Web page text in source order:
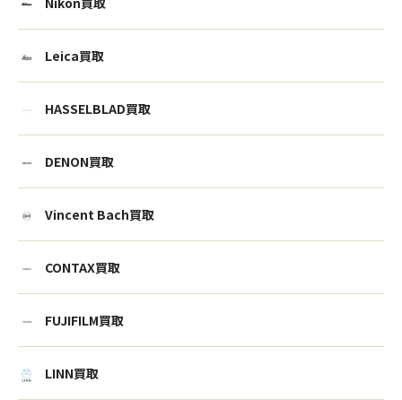
Leica買取
HASSELBLAD買取
DENON買取
Vincent Bach買取
CONTAX買取
FUJIFILM買取
LINN買取